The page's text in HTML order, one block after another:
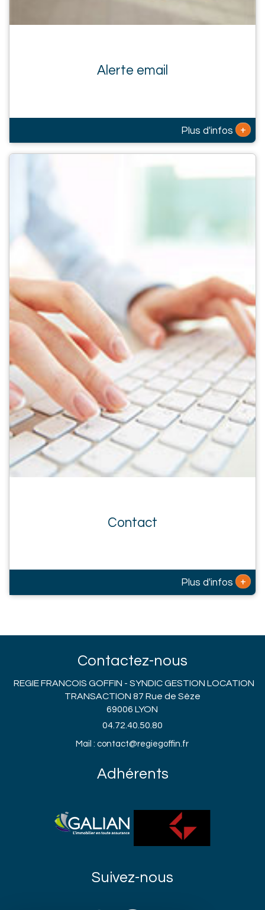
Alerte email
Plus d'infos +
Contact
Plus d'infos +
Contactez-nous
REGIE FRANCOIS GOFFIN - SYNDIC GESTION LOCATION
TRANSACTION 87 Rue de Sèze
69006 LYON
04.72.40.50.80
Mail : contact@regiegoffin.fr
Adhérents
Suivez-nous